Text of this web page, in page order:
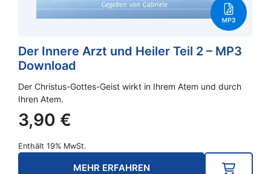
Der Innere Arzt und Heiler Teil 2 – MP3
Download
Der Christus-Gottes-Geist wirkt in Ihrem Atem und durch
Ihren Atem.
3,90 €
Enthält 19% MwSt.
MEHR ERFAHREN